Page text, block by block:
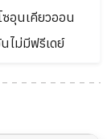
อุนเคียวออน
ไม่มีฟรีเดย์